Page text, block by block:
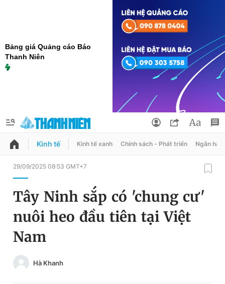
Bảng giá Quảng cáo Báo
Thanh Niên
QUẢNG CÁO
Chuyên mục
Chuyên mục khác
Chào ngày mới
Đổi mật khẩu
Tin đã lưu
Kinh tế Kinh tế xanh Chính sách - Phát triển Ngân
29/09/2025 08:53 GMT+7
Tây Ninh sắp có 'chung cư'
nuôi heo đầu tiên tại Việt
Nam
Hà Khanh